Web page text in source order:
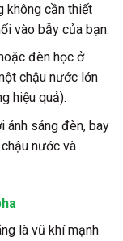
không cần thiết
vào bẫy của bạn.
đèn học ở
chậu nước lớn
hiệu quả).
ánh sáng đèn, bay
nước và
là vũ khí mạnh